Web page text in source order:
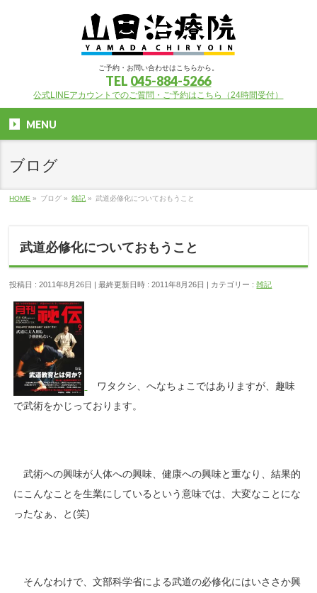
ご予約・お問い合わせはこちらから。
TEL 045-884-5266
公式LINEアカウントでのご質問・ご予約はこちら（24時間受付）
MENU
ブログ
HOME » ブログ » 雑記 » 武道必修化についておもうこと
武道必修化についておもうこと
投稿日 : 2011年8月26日 最終更新日時 : 2011年8月26日 カテゴリー :雑記
ワタクシ、へなちょこではありますが、趣味
で武術をかじっております。
武術への興味が人体への興味、健康への興味と重なり、結果的
にこんなことを生業にしているという意味では、大変なことにな
ったなぁ、と(笑)
そんなわけで、文部科学省による武道の必修化にはいささか興